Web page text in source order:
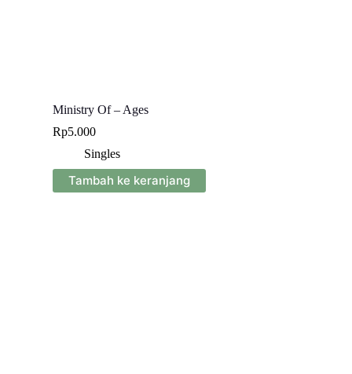
Ministry Of – Ages
Rp5.000
Singles
Tambah ke keranjang